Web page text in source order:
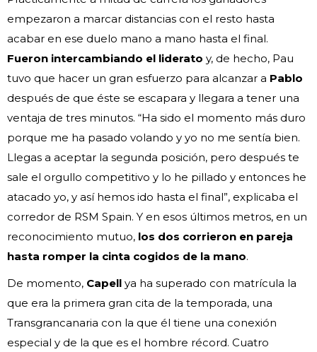
empezaron a marcar distancias con el resto hasta
acabar en ese duelo mano a mano hasta el final.
Fueron intercambiando el liderato y, de hecho, Pau
tuvo que hacer un gran esfuerzo para alcanzar a Pablo
después de que éste se escapara y llegara a tener una
ventaja de tres minutos. “Ha sido el momento más duro
porque me ha pasado volando y yo no me sentía bien.
Llegas a aceptar la segunda posición, pero después te
sale el orgullo competitivo y lo he pillado y entonces he
atacado yo, y así hemos ido hasta el final”, explicaba el
corredor de RSM Spain. Y en esos últimos metros, en un
reconocimiento mutuo, los dos corrieron en pareja
hasta romper la cinta cogidos de la mano.
De momento, Capell ya ha superado con matrícula la
que era la primera gran cita de la temporada, una
Transgrancanaria con la que él tiene una conexión
especial y de la que es el hombre récord. Cuatro